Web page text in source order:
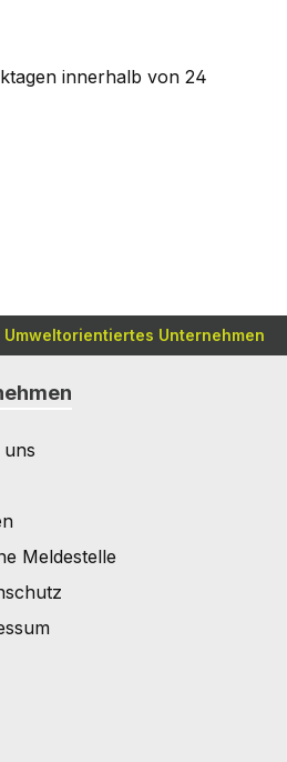
innerhalb von 24
Umweltorientiertes Unternehmen
Meldestelle